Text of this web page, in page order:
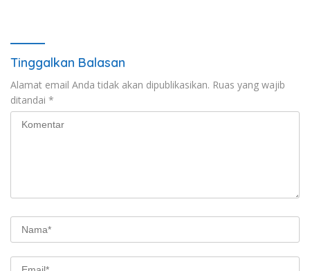
Tinggalkan Balasan
Alamat email Anda tidak akan dipublikasikan. Ruas yang wajib
ditandai *